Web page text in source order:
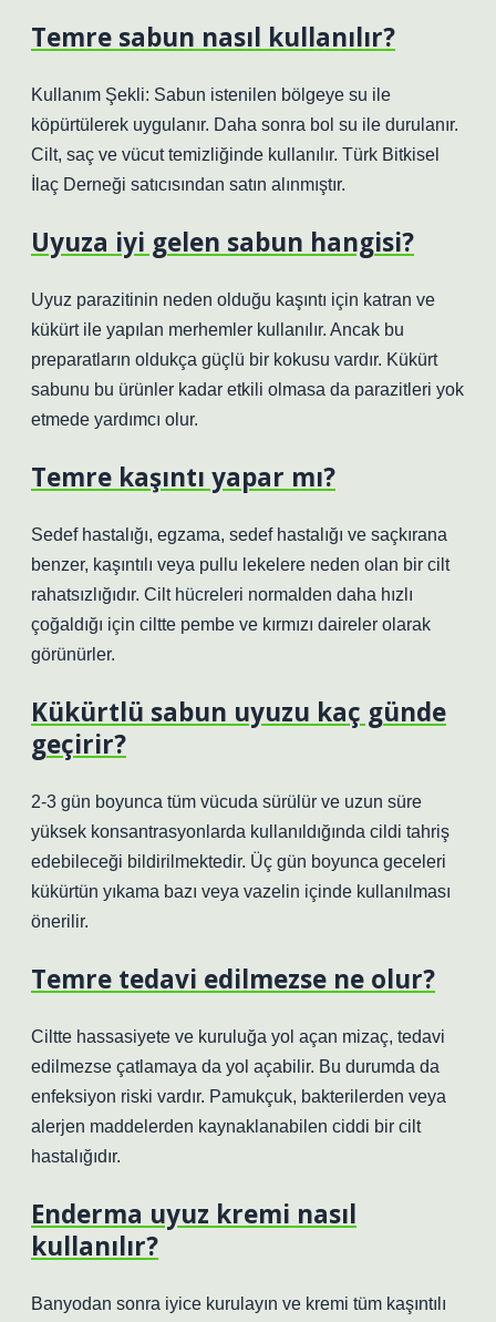
Temre sabun nasıl kullanılır?
Kullanım Şekli: Sabun istenilen bölgeye su ile
köpürtülerek uygulanır. Daha sonra bol su ile durulanır.
Cilt, saç ve vücut temizliğinde kullanılır. Türk Bitkisel
İlaç Derneği satıcısından satın alınmıştır.
Uyuza iyi gelen sabun hangisi?
Uyuz parazitinin neden olduğu kaşıntı için katran ve
kükürt ile yapılan merhemler kullanılır. Ancak bu
preparatların oldukça güçlü bir kokusu vardır. Kükürt
sabunu bu ürünler kadar etkili olmasa da parazitleri yok
etmede yardımcı olur.
Temre kaşıntı yapar mı?
Sedef hastalığı, egzama, sedef hastalığı ve saçkırana
benzer, kaşıntılı veya pullu lekelere neden olan bir cilt
rahatsızlığıdır. Cilt hücreleri normalden daha hızlı
çoğaldığı için ciltte pembe ve kırmızı daireler olarak
görünürler.
Kükürtlü sabun uyuzu kaç günde
geçirir?
2-3 gün boyunca tüm vücuda sürülür ve uzun süre
yüksek konsantrasyonlarda kullanıldığında cildi tahriş
edebileceği bildirilmektedir. Üç gün boyunca geceleri
kükürtün yıkama bazı veya vazelin içinde kullanılması
önerilir.
Temre tedavi edilmezse ne olur?
Ciltte hassasiyete ve kuruluğa yol açan mizaç, tedavi
edilmezse çatlamaya da yol açabilir. Bu durumda da
enfeksiyon riski vardır. Pamukçuk, bakterilerden veya
alerjen maddelerden kaynaklanabilen ciddi bir cilt
hastalığıdır.
Enderma uyuz kremi nasıl
kullanılır?
Banyodan sonra iyice kurulayın ve kremi tüm kaşıntılı